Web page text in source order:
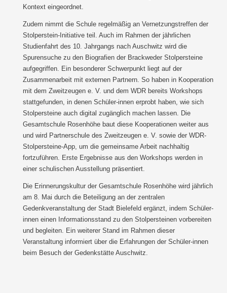
Kontext eingeordnet.
Zudem nimmt die Schule regelmäßig an Vernetzungstreffen der
Stolperstein-Initiative teil. Auch im Rahmen der jährlichen
Studienfahrt des 10. Jahrgangs nach Auschwitz wird die
Spurensuche zu den Biografien der Brackweder Stolpersteine
aufgegriffen. Ein besonderer Schwerpunkt liegt auf der
Zusammenarbeit mit externen Partnern. So haben in Kooperation
mit dem Zweitzeugen e. V. und dem WDR bereits Workshops
stattgefunden, in denen Schüler-innen erprobt haben, wie sich
Stolpersteine auch digital zugänglich machen lassen. Die
Gesamtschule Rosenhöhe baut diese Kooperationen weiter aus
und wird Partnerschule des Zweitzeugen e. V. sowie der WDR-
Stolpersteine-App, um die gemeinsame Arbeit nachhaltig
fortzuführen. Erste Ergebnisse aus den Workshops werden in
einer schulischen Ausstellung präsentiert.
Die Erinnerungskultur der Gesamtschule Rosenhöhe wird jährlich
am 8. Mai durch die Beteiligung an der zentralen
Gedenkveranstaltung der Stadt Bielefeld ergänzt, indem Schüler-
innen einen Informationsstand zu den Stolpersteinen vorbereiten
und begleiten. Ein weiterer Stand im Rahmen dieser
Veranstaltung informiert über die Erfahrungen der Schüler-innen
beim Besuch der Gedenkstätte Auschwitz.